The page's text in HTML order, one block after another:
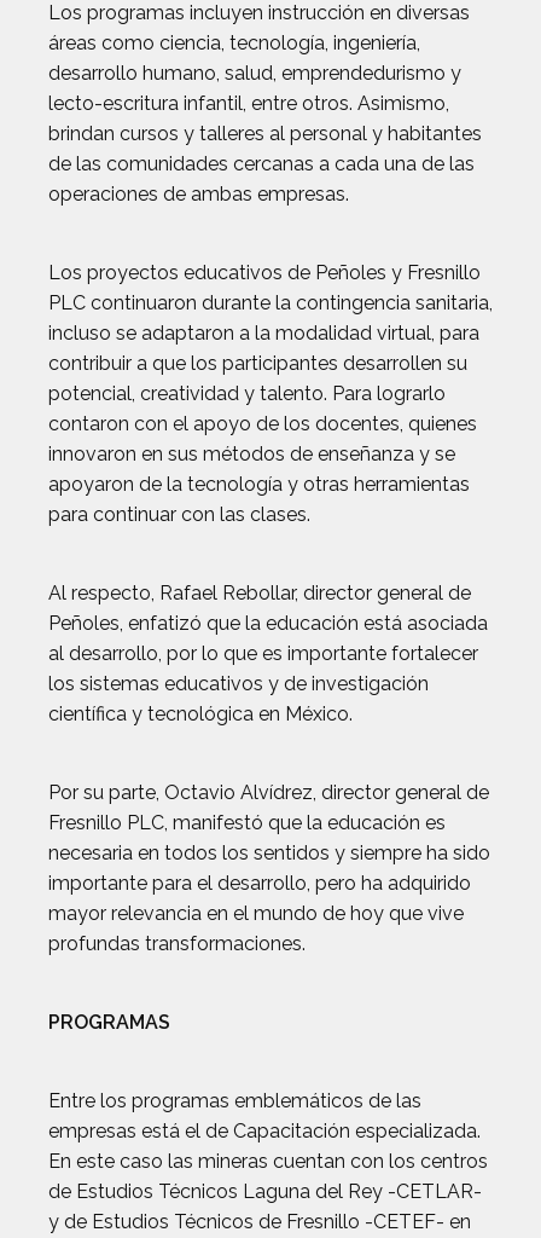
Los programas incluyen instrucción en diversas
áreas como ciencia, tecnología, ingeniería,
desarrollo humano, salud, emprendedurismo y
lecto-escritura infantil, entre otros. Asimismo,
brindan cursos y talleres al personal y habitantes
de las comunidades cercanas a cada una de las
operaciones de ambas empresas.
Los proyectos educativos de Peñoles y Fresnillo
PLC continuaron durante la contingencia sanitaria,
incluso se adaptaron a la modalidad virtual, para
contribuir a que los participantes desarrollen su
potencial, creatividad y talento. Para lograrlo
contaron con el apoyo de los docentes, quienes
innovaron en sus métodos de enseñanza y se
apoyaron de la tecnología y otras herramientas
para continuar con las clases.
Al respecto, Rafael Rebollar, director general de
Peñoles, enfatizó que la educación está asociada
al desarrollo, por lo que es importante fortalecer
los sistemas educativos y de investigación
científica y tecnológica en México.
Por su parte, Octavio Alvídrez, director general de
Fresnillo PLC, manifestó que la educación es
necesaria en todos los sentidos y siempre ha sido
importante para el desarrollo, pero ha adquirido
mayor relevancia en el mundo de hoy que vive
profundas transformaciones.
PROGRAMAS
Entre los programas emblemáticos de las
empresas está el de Capacitación especializada.
En este caso las mineras cuentan con los centros
de Estudios Técnicos Laguna del Rey -CETLAR-
y de Estudios Técnicos de Fresnillo -CETEF- en